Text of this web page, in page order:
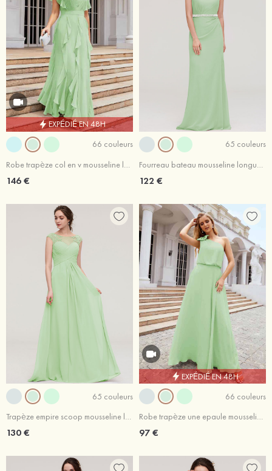
EXPÉDIÉ EN 48H
66 couleurs
Robe trapèze col en v mousseline longueur ras du sol robe de demoiselle d'honneur avec plissé volants
146 €
65 couleurs
Fourreau bateau mousseline longueur ras du sol robe de demoiselle d'honneur avec perle sangle
122 €
65 couleurs
Trapèze empire scoop mousseline longueur ras du sol robe de demoiselle d'honneur
130 €
EXPÉDIÉ EN 48H
66 couleurs
Robe trapèze une epaule mousseline longueur ras du sol robe de demoiselle d'honneur avec fleur d'épaule
97 €